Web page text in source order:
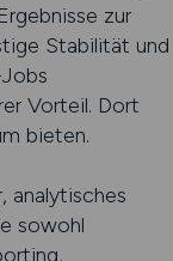
zur
Stabilität und
Vorteil. Dort
bieten.
analytisches
sowohl